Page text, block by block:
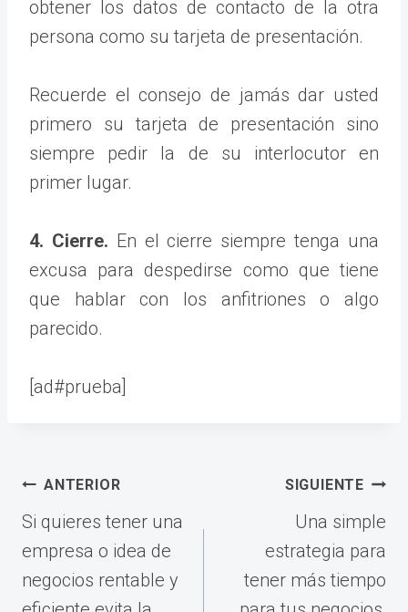
obtener los datos de contacto de la otra
persona como su tarjeta de presentación.
Recuerde el consejo de jamás dar usted
primero su tarjeta de presentación sino
siempre pedir la de su interlocutor en
primer lugar.
4. Cierre. En el cierre siempre tenga una
excusa para despedirse como que tiene
que hablar con los anfitriones o algo
parecido.
[ad#prueba]
Navegación
de
entradas
ANTERIOR
Si quieres tener una
empresa o idea de
negocios rentable y
SIGUIENTE
Una simple
estrategia para
tener más tiempo